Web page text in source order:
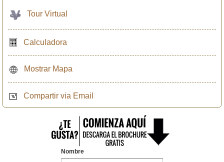
Tour Virtual
Calculadora
Mostrar Mapa
Compartir via Email
Nombre